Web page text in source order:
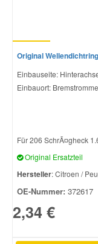
Original
Einbauseite:
Einbauort:
Für 206 SchrÃ¤gheck
Original Ersatzteil
Hersteller: Citroen /
OE-Nummer: 372617
2,34 €